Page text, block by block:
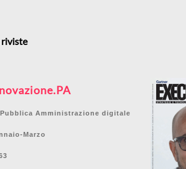
riviste
Pubblica Amministrazione digitale
Marzo